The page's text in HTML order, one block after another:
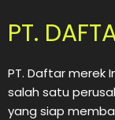
PT.
PT. Daftar merek
salah satu
yang siap